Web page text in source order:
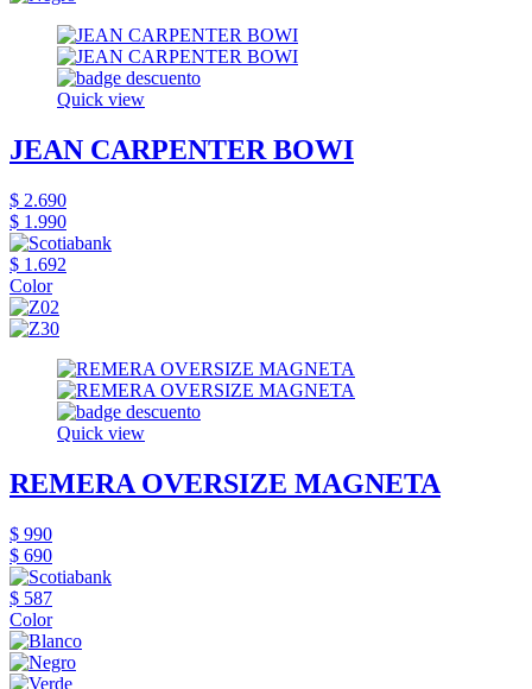
Quick view
JEAN CARPENTER BOWI
$ 2.690
$ 1.990
$ 1.692
Color
Quick view
REMERA OVERSIZE MAGNETA
$ 990
$ 690
$ 587
Color